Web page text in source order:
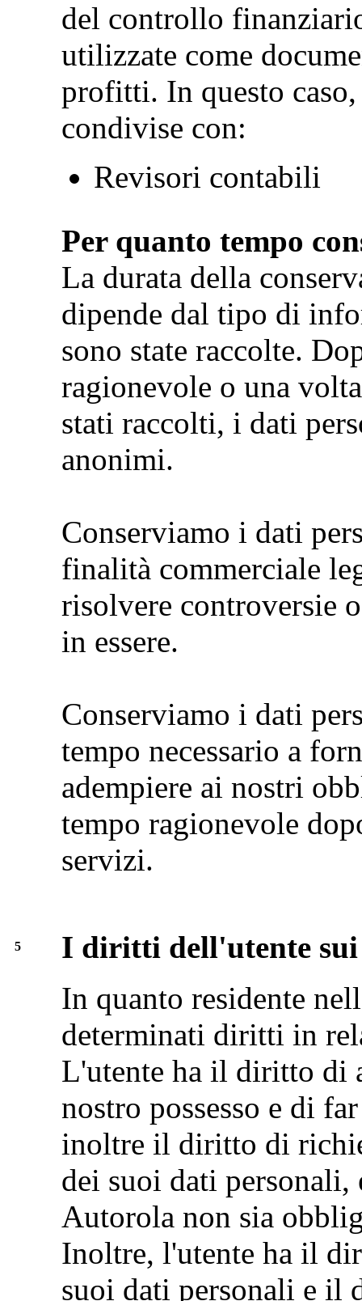
del controllo
utilizzate come
profitti. In questo
condivise con:
Revisori contabili
Per quanto tempo
La durata della
dipende dal tipo di
sono state raccolte.
ragionevole o una
stati raccolti, i dati
anonimi.
Conserviamo i dati
finalità commerciale
risolvere controversie
in essere.
Conserviamo i dati
tempo necessario a
adempiere ai nostri
tempo ragionevole
servizi.
5
I diritti dell'utente
In quanto residente
determinati diritti in
L'utente ha il diritto di
nostro possesso e di
inoltre il diritto di
dei suoi dati personali,
Autorola non sia
Inoltre, l'utente ha il
suoi dati personali e il